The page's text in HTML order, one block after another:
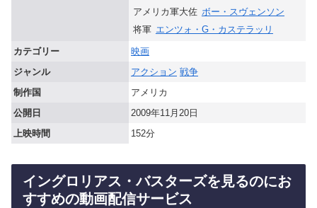
アメリカ軍大佐 ボー・スヴェンソン
将軍 エンツォ・G・カステラッリ
カテゴリー
映画
ジャンル
アクション 戦争
制作国
アメリカ
公開日
2009年11月20日
上映時間
152分
イングロリアス・バスターズを見るのにお
すすめの動画配信サービス